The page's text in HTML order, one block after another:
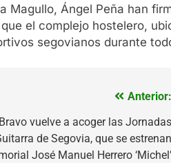
Magullo, Ángel Peña han
el complejo hostelero,
segovianos durante
Anterior:
vuelve a acoger las Jornadas
de Segovia, que se estrenan
José Manuel Herrero ‘Michel’